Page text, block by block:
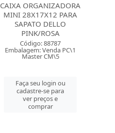
CAIXA ORGANIZADORA
MINI 28X17X12 PARA
SAPATO DELLO
PINK/ROSA
Código: 88787
Embalagem: Venda PC\1
Master CM\5
Faça seu login ou
cadastre-se para
ver preços e
comprar